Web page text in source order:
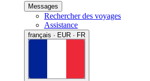
Messages
Rechercher des voyages
Assistance
français · EUR · FR